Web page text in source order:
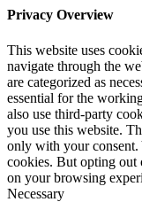
Privacy Overview
This website uses
navigate through the
are categorized as
essential for the
also use third-party
you use this website.
only with your consent.
cookies. But opting out
on your browsing
Necessary